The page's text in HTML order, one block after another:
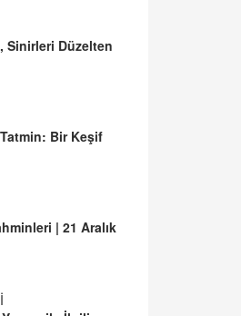
Sinirleri Düzelten
Bir Keşif
| 21 Aralık